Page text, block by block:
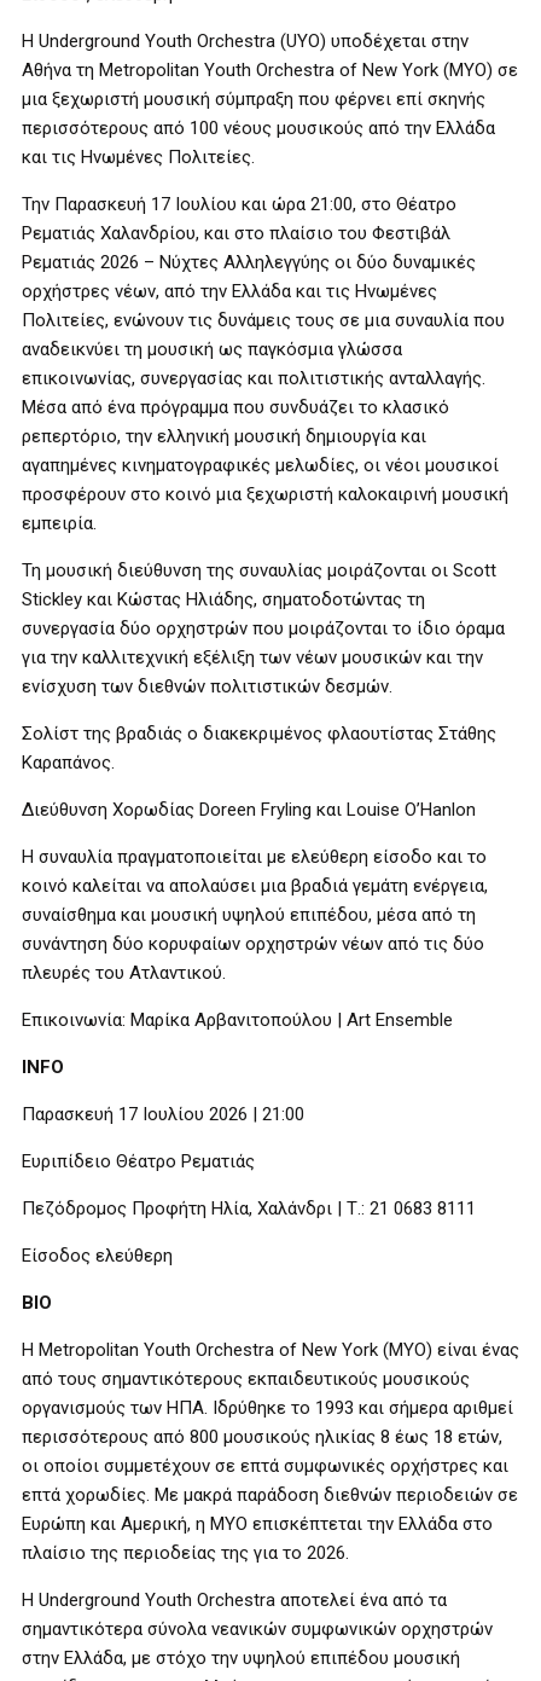
Η Underground Youth Orchestra (UYO) υποδέχεται στην
Αθήνα τη Metropolitan Youth Orchestra of New York (MYO) σε
μια ξεχωριστή μουσική σύμπραξη που φέρνει επί σκηνής
περισσότερους από 100 νέους μουσικούς από την Ελλάδα
και τις Ηνωμένες Πολιτείες.
Την Παρασκευή 17 Ιουλίου και ώρα 21:00, στο Θέατρο
Ρεματιάς Χαλανδρίου, και στο πλαίσιο του Φεστιβάλ
Ρεματιάς 2026 – Νύχτες Αλληλεγγύης οι δύο δυναμικές
ορχήστρες νέων, από την Ελλάδα και τις Ηνωμένες
Πολιτείες, ενώνουν τις δυνάμεις τους σε μια συναυλία που
αναδεικνύει τη μουσική ως παγκόσμια γλώσσα
επικοινωνίας, συνεργασίας και πολιτιστικής ανταλλαγής.
Μέσα από ένα πρόγραμμα που συνδυάζει το κλασικό
ρεπερτόριο, την ελληνική μουσική δημιουργία και
αγαπημένες κινηματογραφικές μελωδίες, οι νέοι μουσικοί
προσφέρουν στο κοινό μια ξεχωριστή καλοκαιρινή μουσική
εμπειρία.
Τη μουσική διεύθυνση της συναυλίας μοιράζονται οι Scott
Stickley και Κώστας Ηλιάδης, σηματοδοτώντας τη
συνεργασία δύο ορχηστρών που μοιράζονται το ίδιο όραμα
για την καλλιτεχνική εξέλιξη των νέων μουσικών και την
ενίσχυση των διεθνών πολιτιστικών δεσμών.
Σολίστ της βραδιάς ο διακεκριμένος φλαουτίστας Στάθης
Καραπάνος.
Διεύθυνση Χορωδίας Doreen Fryling και Louise O’Hanlon
Η συναυλία πραγματοποιείται με ελεύθερη είσοδο και το
κοινό καλείται να απολαύσει μια βραδιά γεμάτη ενέργεια,
συναίσθημα και μουσική υψηλού επιπέδου, μέσα από τη
συνάντηση δύο κορυφαίων ορχηστρών νέων από τις δύο
πλευρές του Ατλαντικού.
Επικοινωνία: Μαρίκα Αρβανιτοπούλου | Art Ensemble
INFO
Παρασκευή 17 Ιουλίου 2026 | 21:00
Ευριπίδειο Θέατρο Ρεματιάς
Πεζόδρομος Προφήτη Ηλία, Χαλάνδρι | Τ.: 21 0683 8111
Είσοδος ελεύθερη
BIO
Η Metropolitan Youth Orchestra of New York (MYO) είναι ένας
από τους σημαντικότερους εκπαιδευτικούς μουσικούς
οργανισμούς των ΗΠΑ. Ιδρύθηκε το 1993 και σήμερα αριθμεί
περισσότερους από 800 μουσικούς ηλικίας 8 έως 18 ετών,
οι οποίοι συμμετέχουν σε επτά συμφωνικές ορχήστρες και
επτά χορωδίες. Με μακρά παράδοση διεθνών περιοδειών σε
Ευρώπη και Αμερική, η MYO επισκέπτεται την Ελλάδα στο
πλαίσιο της περιοδείας της για το 2026.
Η Underground Youth Orchestra αποτελεί ένα από τα
σημαντικότερα σύνολα νεανικών συμφωνικών ορχηστρών
στην Ελλάδα, με στόχο την υψηλού επιπέδου μουσική